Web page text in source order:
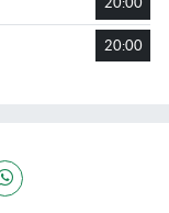
20:00
20:00